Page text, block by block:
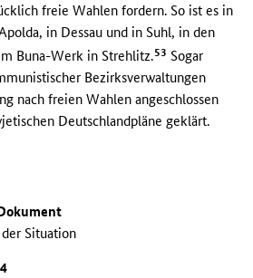
freie Wahlen fordern. So ist es in
in Dessau und in Suhl, in den
Buna-Werk in Strehlitz.53 Sogar
Bezirksverwaltungen
nach freien Wahlen angeschlossen
Deutschlandpläne geklärt.
Situation